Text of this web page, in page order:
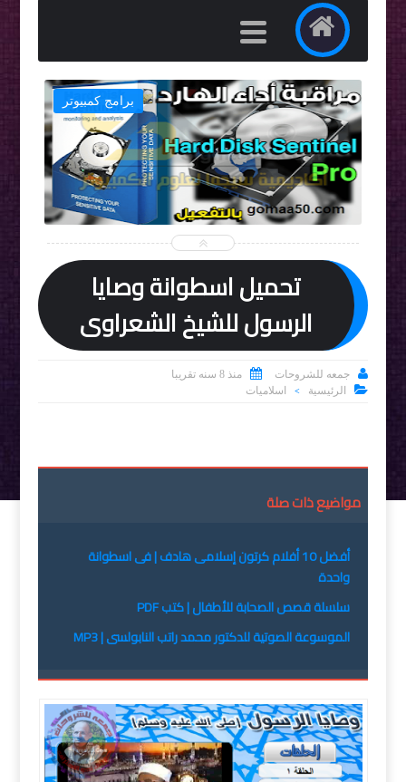
برامج كمبيوتر
تحميل اسطوانة وصايا
الرسول للشيخ الشعراوى
 جمعه للشروحات 
منذ 8 سنه تقريبا

الرئيسية > اسلاميات
مواضيع ذات صلة
أفضل 10 أفلام كرتون إسلامى هادف | فى اسطوانة
واحدة
سلسلة قصص الصحابة للأطفال | كتب PDF
الموسوعة الصوتية للدكتور محمد راتب النابولسى | MP3